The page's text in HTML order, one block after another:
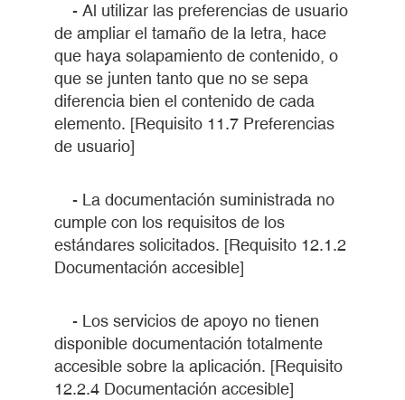
- Al utilizar las preferencias de usuario
de ampliar el tamaño de la letra, hace
que haya solapamiento de contenido, o
que se junten tanto que no se sepa
diferencia bien el contenido de cada
elemento. [Requisito 11.7 Preferencias
de usuario]
- La documentación suministrada no
cumple con los requisitos de los
estándares solicitados. [Requisito 12.1.2
Documentación accesible]
- Los servicios de apoyo no tienen
disponible documentación totalmente
accesible sobre la aplicación. [Requisito
12.2.4 Documentación accesible]